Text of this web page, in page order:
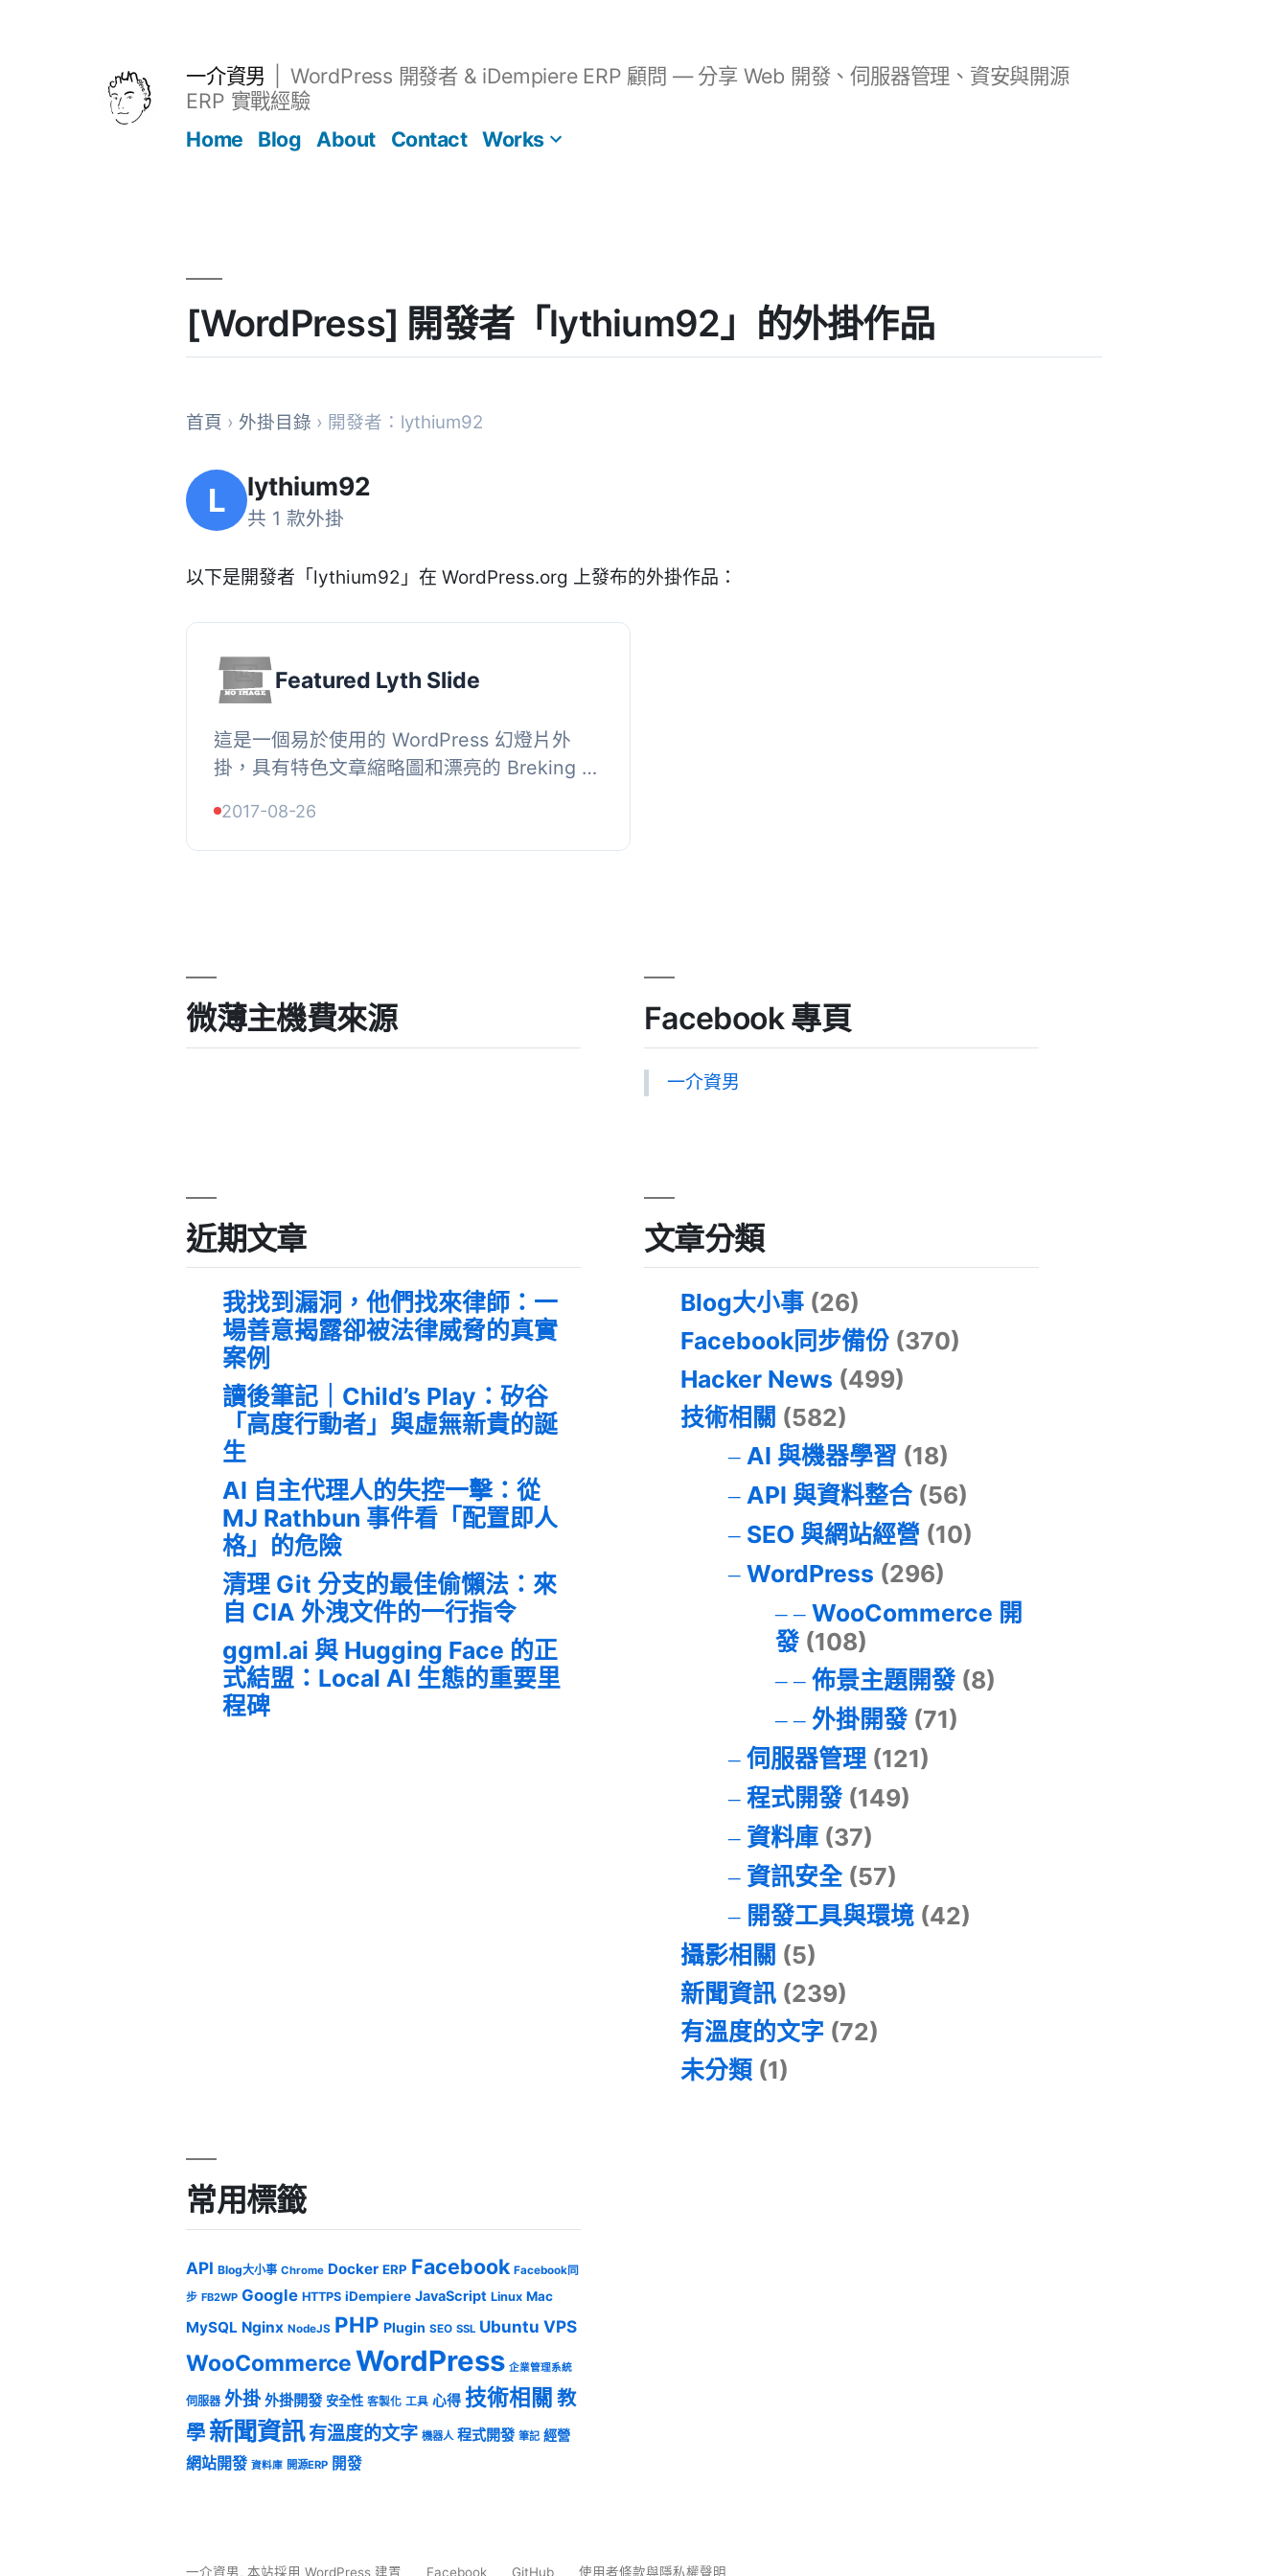
一介資男
WordPress 開發者 & iDempiere ERP 顧問 — 分享 Web 開發、伺服器管理、資安與開源
ERP 實戰經驗
Home
Blog About Contact Works
[WordPress] 開發者「lythium92」的外掛作品
首頁 › 外掛目錄 › 開發者：lythium92
L lythium92
共 1 款外掛
以下是開發者「lythium92」在 WordPress.org 上發布的外掛作品：
Featured Lyth Slide
這是一個易於使用的 WordPress 幻燈片外
掛，具有特色文章縮略圖和漂亮的 Breking 動
並且為動畫幻燈片剪切此圖像。,...
2017-08-26
微薄主機費來源 Facebook 專頁
一介資男
近期文章
我找到漏洞，他們找來律師：一
場善意揭露卻被法律威脅的真實
案例
讀後筆記｜Child’s Play：矽谷
「高度行動者」與虛無新貴的誕
生
AI 自主代理人的失控一擊：從
MJ Rathbun 事件看「配置即人
格」的危險
清理 Git 分支的最佳偷懶法：來
自 CIA 外洩文件的一行指令
ggml.ai 與 Hugging Face 的正
式結盟：Local AI 生態的重要里
程碑
文章分類
Blog大小事 (26)
Facebook同步備份 (370)
Hacker News (499)
技術相關 (582)
AI 與機器學習 (18)
API 與資料整合(56)
SEO 與網站經營 (10)
WordPress (296)
WooCommerce 開
發(108)
佈景主題開發(8)
外掛開發(71)
伺服器管理(121)
程式開發(149)
資料庫(37)
資訊安全(57)
開發工具與環境(42)
攝影相關 (5)
新聞資訊 (239)
有溫度的文字 (72)
未分類 (1)
常用標籤
API Blog大小事 Chrome Docker ERP Facebook Facebook同
步 FB2WP Google HTTPS iDempiere JavaScript Linux Mac
MySQL Nginx NodeJS PHP Plugin SEO SSL Ubuntu VPS
WooCommerceWordPress 企業管理系統
伺服器 外掛 外掛開發 安全性 客製化 工具 心得 技術相關 教
學 新聞資訊有溫度的文字 機器人 程式開發 筆記 經營
網站開發 資料庫 開源ERP 開發
一介資男,本站採用 WordPress 建置 Facebook GitHub 使用者條款與隱私權聲明